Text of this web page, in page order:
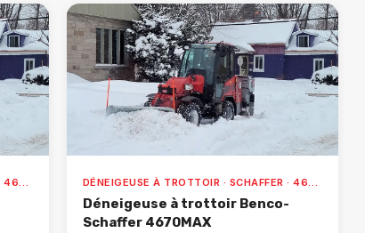
DÉNEIGEUSE À TROTTOIR · SCHAFFER · 4670MAX DÉNEIGEUSE À TROTTOIR · SCHAFFER · 4670MAX
Déneigeuse à trottoir Benco-
Schaffer 4670MAX